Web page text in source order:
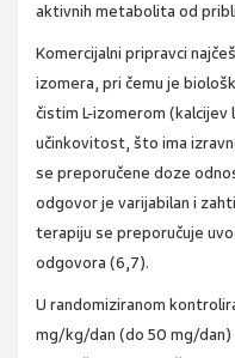
aktivnih metabolita od
Komercijalni pripravci
izomera, pri čemu je
čistim L-izomerom
učinkovitost, što ima
se preporučene doze
odgovor je varijabilan i
terapiju se preporučuje
odgovora (6,7).
U randomiziranom
mg/kg/dan (do 50 mg/dan)